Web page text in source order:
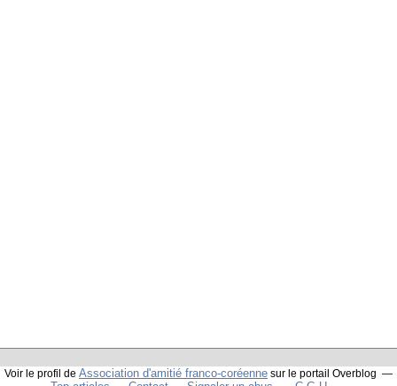
Voir le profil de Association d'amitié franco-coréenne sur le portail Overblog